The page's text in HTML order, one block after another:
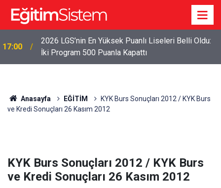
12:45
2026 LGS İlk Yerleştirme Verileri Açıklandı: Sınavla
Alan Liseler Yüzde 95,76 Doldu
Anasayfa EĞİTİM
KYK Burs Sonuçları 2012 / KYK Burs
ve Kredi Sonuçları 26 Kasım 2012
KYK Burs Sonuçları 2012 / KYK Burs
ve Kredi Sonuçları 26 Kasım 2012